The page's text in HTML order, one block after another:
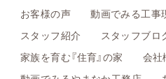
お客様の声
動画でみる工事
スタッフ紹介
スタッフブロ
家族を育む『住育』の家
会社